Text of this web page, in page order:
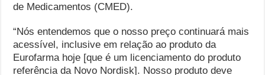
de Medicamentos (CMED).
“Nós entendemos que o nosso preço continuará mais
acessível, inclusive em relação ao produto da
Eurofarma hoje [que é um licenciamento do produto
referência da Novo Nordisk]. Nosso produto deve